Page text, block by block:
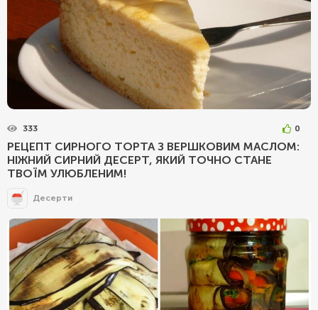
333 0
РЕЦЕПТ СИРНОГО ТОРТА З ВЕРШКОВИМ МАСЛОМ:
НІЖНИЙ СИРНИЙ ДЕСЕРТ, ЯКИЙ ТОЧНО СТАНЕ
ТВОЇМ УЛЮБЛЕНИМ!
Десерти